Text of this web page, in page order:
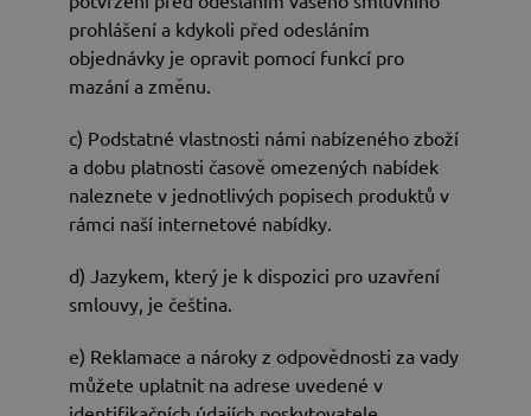
prohlášení a kdykoli před odesláním
objednávky je opravit pomocí funkcí pro
mazání a změnu.
c) Podstatné vlastnosti námi nabízeného zboží
a dobu platnosti časově omezených nabídek
naleznete v jednotlivých popisech produktů v
rámci naší internetové nabídky.
d) Jazykem, který je k dispozici pro uzavření
smlouvy, je čeština.
e) Reklamace a nároky z odpovědnosti za vady
můžete uplatnit na adrese uvedené v